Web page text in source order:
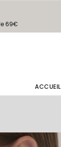
69€
ACCUEIL